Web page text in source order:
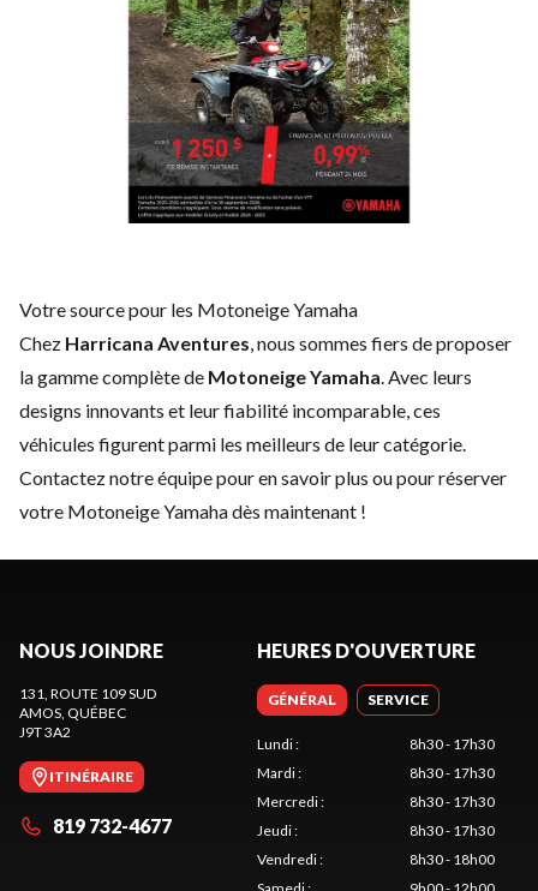
Votre source pour les Motoneige Yamaha
Chez Harricana Aventures, nous sommes fiers de proposer
la gamme complète de Motoneige Yamaha. Avec leurs
designs innovants et leur fiabilité incomparable, ces
véhicules figurent parmi les meilleurs de leur catégorie.
Contactez notre équipepour en savoir plus ou pour réserver
votre Motoneige Yamaha dès maintenant !
NOUS JOINDRE
131, ROUTE 109 SUD
AMOS, QUÉBEC
J9T 3A2
ITINÉRAIRE
819 732-4677
HEURES D'OUVERTURE
GÉNÉRAL SERVICE
Lundi:
8h30 - 17h30
Mardi:
8h30 - 17h30
Mercredi:
8h30 - 17h30
Jeudi:
8h30 - 17h30
Vendredi:
8h30 - 18h00